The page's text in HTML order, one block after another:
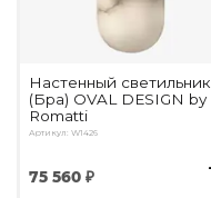
Настенный светильник
(Бра) OVAL DESIGN by
Romatti
Артикул: W1426
75 560 ₽